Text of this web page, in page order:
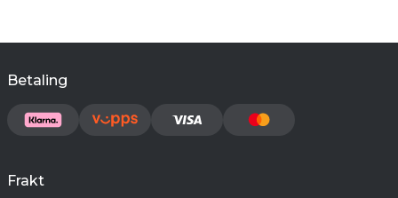
Betaling
Frakt